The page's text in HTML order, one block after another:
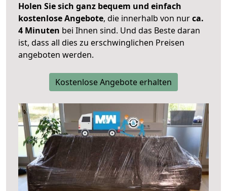
Holen Sie sich ganz bequem und einfach
kostenlose Angebote, die innerhalb von nurca.
4 Minuten bei Ihnen sind. Und das Beste daran
ist, dass all dies zu erschwinglichen Preisen
angeboten werden.
Kostenlose Angebote erhalten